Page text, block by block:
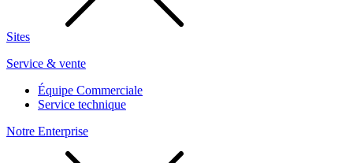
Sites
Service & vente
Équipe Commerciale
Service technique
Notre Enterprise